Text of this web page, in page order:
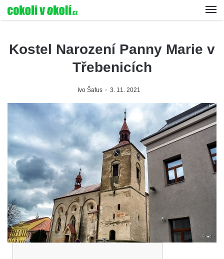
Kostel Narození Panny Marie v
Třebenicích
Ivo Šafus 3. 11. 2021